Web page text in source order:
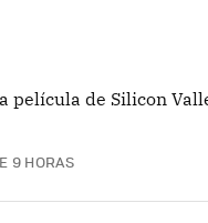
película de Silicon
9 HORAS